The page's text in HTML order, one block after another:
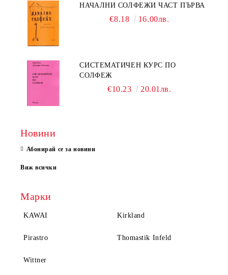
НАЧАЛНИ СОЛФЕЖИ ЧАСТ ПЪРВА
€8.18 16.00лв.
СИСТЕМАТИЧЕН КУРС ПО
СОЛФЕЖ
€10.23 20.01лв.
Новини
Абонирай се за новини
Виж всички
Марки
KAWAI Kirkland
Pirastro Thomastik Infeld
Wittner